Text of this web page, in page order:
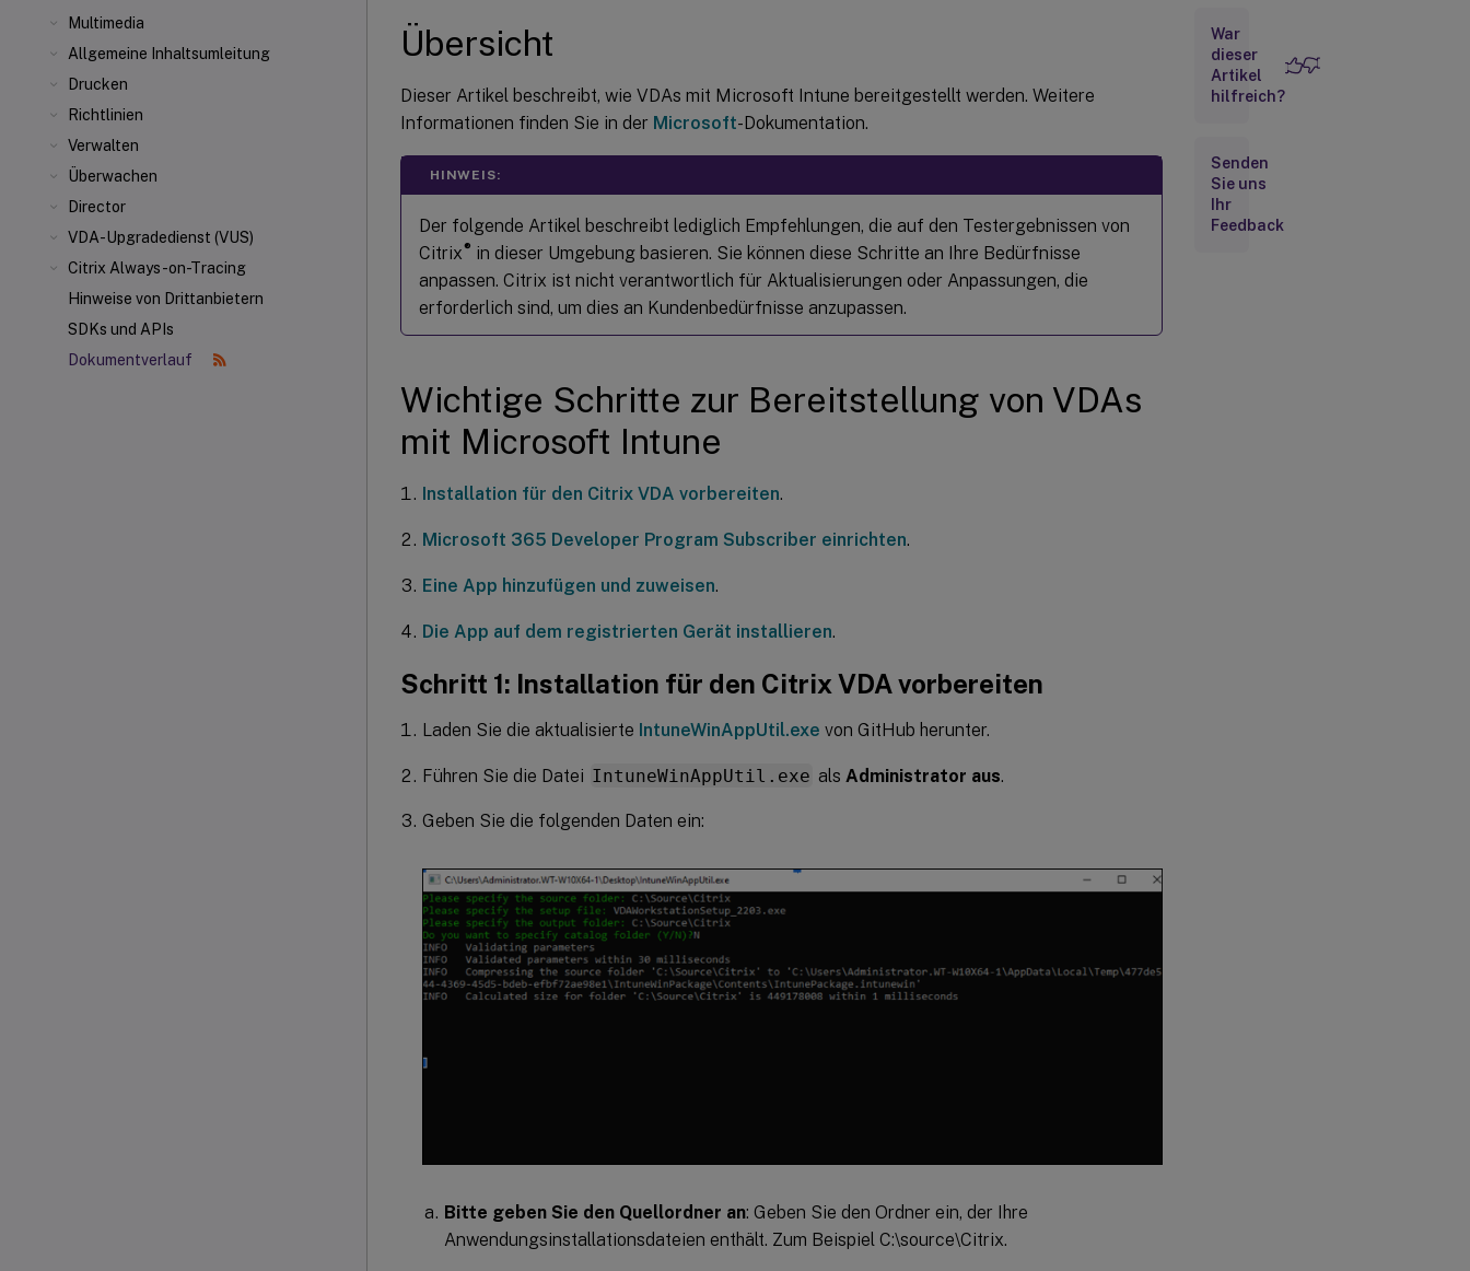
Multimedia
Allgemeine Inhaltsumleitung
Drucken
Richtlinien
Verwalten
Überwachen
Director
VDA-Upgradedienst (VUS)
Citrix Always-on-Tracing
Hinweise von Drittanbietern
SDKs und APIs
Dokumentverlauf
Übersicht
Dieser Artikel beschreibt, wie VDAs mit Microsoft Intune bereitgestellt werden. Weitere
Informationen finden Sie in der Microsoft-Dokumentation.
HINWEIS:
Der folgende Artikel beschreibt lediglich Empfehlungen, die auf den Testergebnissen von
Citrix® in dieser Umgebung basieren. Sie können diese Schritte an Ihre Bedürfnisse
anpassen. Citrix ist nicht verantwortlich für Aktualisierungen oder Anpassungen, die
erforderlich sind, um dies an Kundenbedürfnisse anzupassen.
Wichtige Schritte zur Bereitstellung von VDAs
mit Microsoft Intune
Installation für den Citrix VDA vorbereiten.
Microsoft 365 Developer Program Subscriber einrichten.
Eine App hinzufügen und zuweisen.
Die App auf dem registrierten Gerät installieren.
Schritt 1: Installation für den Citrix VDA vorbereiten
Laden Sie die aktualisierte IntuneWinAppUtil.exe von GitHub herunter.
Führen Sie die Datei IntuneWinAppUtil.exe als Administrator aus.
Geben Sie die folgenden Daten ein:
Bitte geben Sie den Quellordner an: Geben Sie den Ordner ein, der Ihre
Anwendungsinstallationsdateien enthält. Zum Beispiel C:\source\Citrix.
War
dieser
Artikel
hilfreich?
Senden
Sie uns
Ihr
Feedback